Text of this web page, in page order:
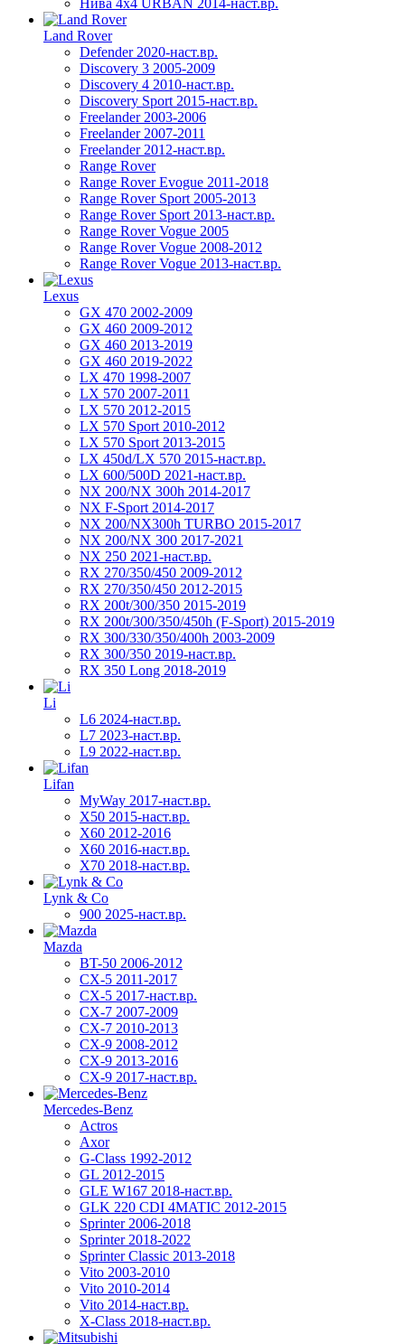
Land Rover
Defender 2020-наст.вр.
Discovery 3 2005-2009
Discovery 4 2010-наст.вр.
Discovery Sport 2015-наст.вр.
Freelander 2003-2006
Freelander 2007-2011
Freelander 2012-наст.вр.
Range Rover
Range Rover Evogue 2011-2018
Range Rover Sport 2005-2013
Range Rover Sport 2013-наст.вр.
Range Rover Vogue 2005
Range Rover Vogue 2008-2012
Range Rover Vogue 2013-наст.вр.
Lexus
GX 470 2002-2009
GX 460 2009-2012
GX 460 2013-2019
GX 460 2019-2022
LX 470 1998-2007
LX 570 2007-2011
LX 570 2012-2015
LX 570 Sport 2010-2012
LX 570 Sport 2013-2015
LX 450d/LX 570 2015-наст.вр.
LX 600/500D 2021-наст.вр.
NX 200/NX 300h 2014-2017
NX F-Sport 2014-2017
NX 200/NX300h TURBO 2015-2017
NX 200/NX 300 2017-2021
NX 250 2021-наст.вр.
RX 270/350/450 2009-2012
RX 270/350/450 2012-2015
RX 200t/300/350 2015-2019
RX 200t/300/350/450h (F-Sport) 2015-2019
RX 300/330/350/400h 2003-2009
RX 300/350 2019-наст.вр.
RX 350 Long 2018-2019
Li
L6 2024-наст.вр.
L7 2023-наст.вр.
L9 2022-наст.вр.
Lifan
MyWay 2017-наст.вр.
X50 2015-наст.вр.
X60 2012-2016
X60 2016-наст.вр.
X70 2018-наст.вр.
Lynk & Co
900 2025-наст.вр.
Mazda
BT-50 2006-2012
CX-5 2011-2017
CX-5 2017-наст.вр.
CX-7 2007-2009
CX-7 2010-2013
CX-9 2008-2012
CX-9 2013-2016
CX-9 2017-наст.вр.
Mercedes-Benz
Actros
Axor
G-Class 1992-2012
GL 2012-2015
GLE W167 2018-наст.вр.
GLK 220 CDI 4MATIC 2012-2015
Sprinter 2006-2018
Sprinter 2018-2022
Sprinter Classic 2013-2018
Vito 2003-2010
Vito 2010-2014
Vito 2014-наст.вр.
X-Class 2018-наст.вр.